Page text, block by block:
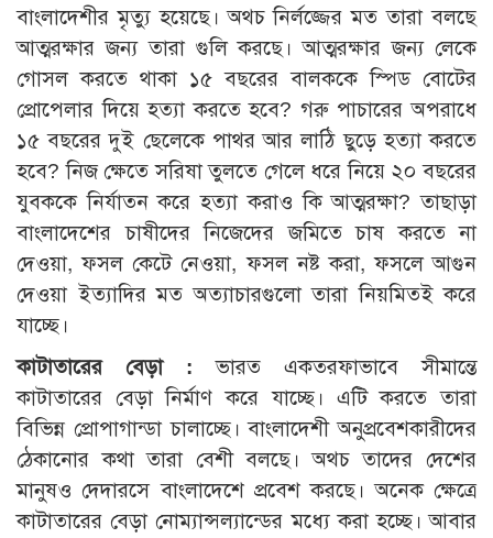
বাংলাদেশীর মৃত্যু হয়েছে। অথচ নির্লজ্জের মত তারা বলছে
আত্মরক্ষার জন্য তারা গুলি করছে। আত্মরক্ষার জন্য লেকে
গোসল করতে থাকা ১৫ বছরের বালককে স্পিড বোটের
প্রোপেলার দিয়ে হত্যা করতে হবে? গরু পাচারের অপরাধে
১৫ বছরের দুই ছেলেকে পাথর আর লাঠি ছুড়ে হত্যা করতে
হবে? নিজ ক্ষেতে সরিষা তুলতে গেলে ধরে নিয়ে ২০ বছরের
যুবককে নির্যাতন করে হত্যা করাও কি আত্মরক্ষা? তাছাড়া
বাংলাদেশের চাষীদের নিজেদের জমিতে চাষ করতে না
দেওয়া, ফসল কেটে নেওয়া, ফসল নষ্ট করা, ফসলে আগুন
দেওয়া ইত্যাদির মত অত্যাচারগুলো তারা নিয়মিতই করে
যাচ্ছে।
কাটাতারের বেড়া :ভারত একতরফাভাবে সীমান্তে
কাটাতারের বেড়া নির্মাণ করে যাচ্ছে। এটি করতে তারা
বিভিন্ন প্রোপাগান্ডা চালাচ্ছে। বাংলাদেশী অনুপ্রবেশকারীদের
ঠেকানোর কথা তারা বেশী বলছে। অথচ তাদের দেশের
মানুষও দেদারসে বাংলাদেশে প্রবেশ করছে। অনেক ক্ষেত্রে
কাটাতারের বেড়া নোম্যান্সল্যান্ডের মধ্যে করা হচ্ছে। আবার